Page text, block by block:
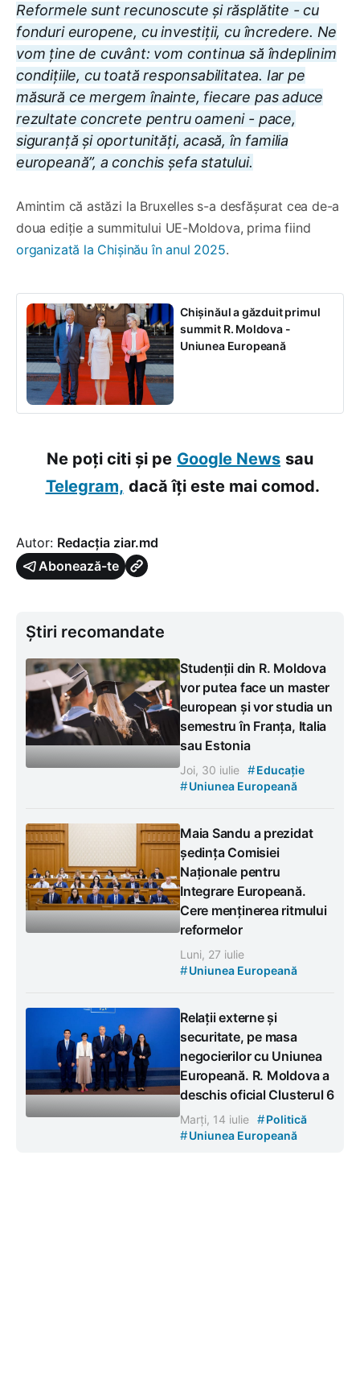
Reformele sunt recunoscute și răsplătite - cu
fonduri europene, cu investiții, cu încredere. Ne
vom ține de cuvânt: vom continua să îndeplinim
condițiile, cu toată responsabilitatea. Iar pe
măsură ce mergem înainte, fiecare pas aduce
rezultate concrete pentru oameni - pace,
siguranță și oportunități, acasă, în familia
europeană”, a conchis șefa statului.
Amintim că astăzi la Bruxelles s-a desfășurat cea de-a
doua ediție a summitului UE-Moldova, prima fiind
organizată la Chișinău în anul 2025.
Chișinăul a găzduit primul
summit R. Moldova -
Uniunea Europeană
Ne poți citi și pe Google News sau
Telegram, dacă îți este mai comod.
Autor: Redacția ziar.md
Abonează-te
Știri recomandate
Studenții din R. Moldova
vor putea face un master
european și vor studia un
semestru în Franța, Italia
sau Estonia
Joi, 30 iulie #Educație
#Uniunea Europeană
Maia Sandu a prezidat
ședința Comisiei
Naționale pentru
Integrare Europeană.
Cere menținerea ritmului
reformelor
Luni, 27 iulie
#Uniunea Europeană
Relații externe și
securitate, pe masa
negocierilor cu Uniunea
Europeană. R. Moldova a
deschis oficial Clusterul 6
Marți, 14 iulie #Politică
#Uniunea Europeană